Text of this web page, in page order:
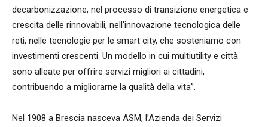
decarbonizzazione, nel processo di transizione energetica e
crescita delle rinnovabili, nell’innovazione tecnologica delle
reti, nelle tecnologie per le smart city, che sosteniamo con
investimenti crescenti. Un modello in cui multiutility e città
sono alleate per offrire servizi migliori ai cittadini,
contribuendo a migliorarne la qualità della vita”.
Nel 1908 a Brescia nasceva ASM, l’Azienda dei Servizi